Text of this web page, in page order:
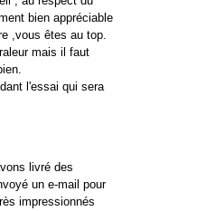
bien appréciable
,vous êtes au top.
mais il faut
l'essai qui sera
livré des
un e-mail pour
impressionnés